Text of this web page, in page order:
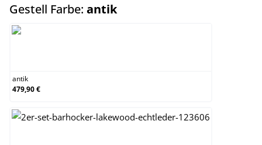
Gestell Farbe: antikauswählen
antik
479,90 €